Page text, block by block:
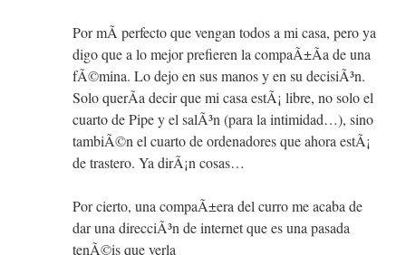
Por mÃ­ perfecto que vengan todos a mi casa, pero ya
digo que a lo mejor prefieren la compaÃ±Ã­a de una
fÃ©mina. Lo dejo en sus manos y en su decisiÃ³n.
Solo querÃ­a decir que mi casa estÃ¡ libre, no solo el
cuarto de Pipe y el salÃ³n (para la intimidad…), sino
tambiÃ©n el cuarto de ordenadores que ahora estÃ¡
de trastero. Ya dirÃ¡n cosas…
Por cierto, una compaÃ±era del curro me acaba de
dar una direcciÃ³n de internet que es una pasada
tenÃ©is que verla